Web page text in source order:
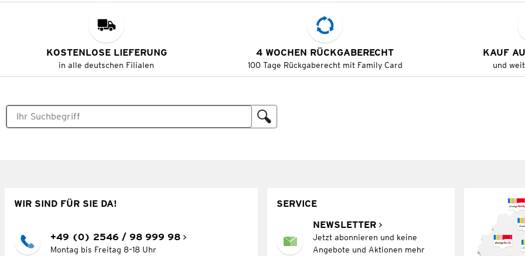
KOSTENLOSE LIEFERUNG
in alle deutschen Filialen
4 WOCHEN RÜCKGABERECHT
100 Tage Rückgaberecht mit Family Card
KAUF
und
WIR SIND FÜR SIE DA!
+49 (0) 2546 / 98 999 98
Montag bis Freitag 8–18 Uhr
SERVICE
NEWSLETTER
Jetzt abonnieren und keine
Angebote und Aktionen mehr